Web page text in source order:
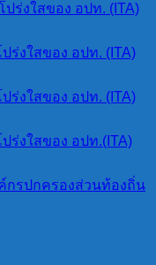
ร่งใสของ อปท. (ITA)
ร่งใสของ อปท. (ITA)
ร่งใสของ อปท. (ITA)
ร่งใสของ อปท.(ITA)
กรปกครองส่วนท้องถิ่น